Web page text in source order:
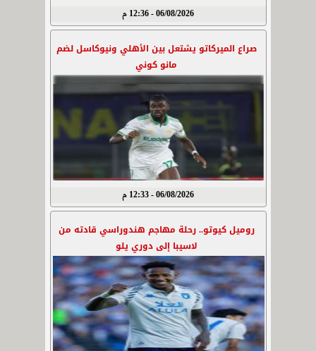
06/08/2026 - 12:36 م
صراع الميركاتو يشتعل بين الأهلي ونيوكاسل لضم
مانو كوني
06/08/2026 - 12:33 م
روميل كيوتو.. رحلة مهاجم هندوراسي قادته من
لاسيبا إلى دوري يلو